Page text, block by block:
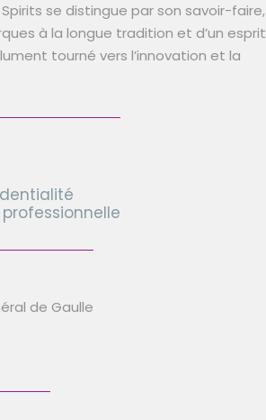
Spirits se distingue par son savoir-faire,
à la longue tradition et d’un esprit
tourné vers l’innovation et la
de Gaulle